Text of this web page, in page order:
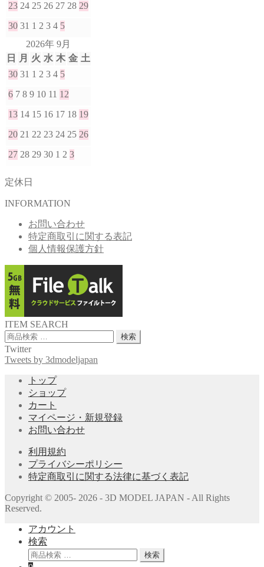
23 24 25 26 27 28 29
30 31 1 2 3 4 5
2026年 9月
日
月 火 水 木 金 土
30 31 1 2 3 4 5
6 7 8 9 10 11 12
13 14 15 16 17 18 19
20 21 22 23 24 25 26
27 28 29 30 1 2 3
定休日
INFORMATION
お問い合わせ
特定商取引に関する表記
個人情報保護方針
ITEM SEARCH
検
索
対
検索
Twitter
Tweets by 3dmodeljapan
トップ
ショップ
カート
マイページ・新規登録
お問い合わせ
利用規約
プライバシーポリシー
特定商取引に関する法律に基づく表記
Copyright © 2005- 2026 - 3D MODEL JAPAN - All Rights
Reserved.
アカウント
検索
検
検索